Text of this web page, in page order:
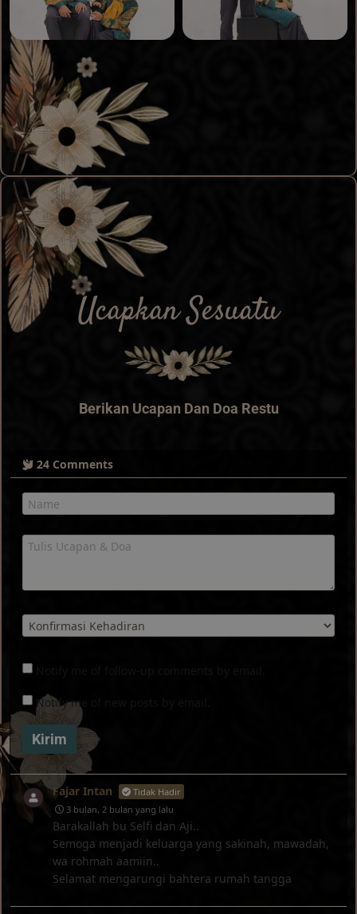
Ucapkan Sesuatu
Berikan Ucapan Dan Doa Restu
24 Comments
Notify me of new posts by email.
Fajar Intan
Tidak Hadir
3 bulan, 2 bulan yang lalu
Barakallah bu Selfi dan Aji..
Semoga menjadi keluarga yang sakinah, mawadah,
wa rohmah aamiin..
Selamat mengarungi bahtera rumah tangga